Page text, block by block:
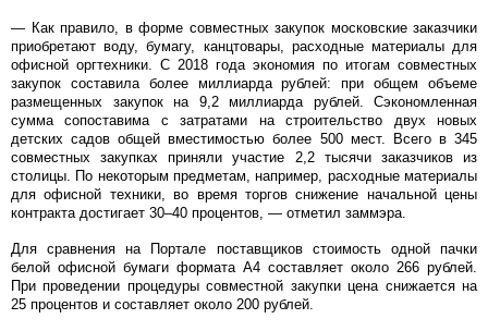
— Как правило, в форме совместных закупок московские заказчики
приобретают воду, бумагу, канцтовары, расходные материалы для
офисной оргтехники. С 2018 года экономия по итогам совместных
закупок составила более миллиарда рублей: при общем объеме
размещенных закупок на 9,2 миллиарда рублей. Сэкономленная
сумма сопоставима с затратами на строительство двух новых
детских садов общей вместимостью более 500 мест. Всего в 345
совместных закупках приняли участие 2,2 тысячи заказчиков из
столицы. По некоторым предметам, например, расходные материалы
для офисной техники, во время торгов снижение начальной цены
контракта достигает 30–40 процентов, — отметил заммэра.
Для сравнения на Портале поставщиков стоимость одной пачки
белой офисной бумаги формата А4 составляет около 266 рублей.
При проведении процедуры совместной закупки цена снижается на
25 процентов и составляет около 200 рублей.